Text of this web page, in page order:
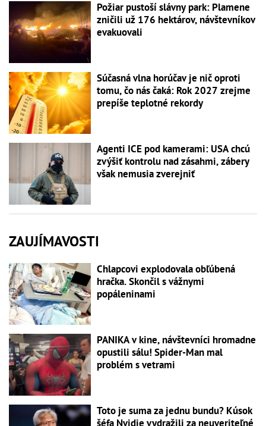
Požiar pustoší slávny park: Plamene
zničili už 176 hektárov, návštevníkov
evakuovali
Súčasná vlna horúčav je nič oproti
tomu, čo nás čaká: Rok 2027 zrejme
prepíše teplotné rekordy
Agenti ICE pod kamerami: USA chcú
zvýšiť kontrolu nad zásahmi, zábery
však nemusia zverejniť
ZAUJÍMAVOSTI
Chlapcovi explodovala obľúbená
hračka. Skončil s vážnymi
popáleninami
PANIKA v kine, návštevníci hromadne
opustili sálu! Spider-Man mal
problém s vetrami
Toto je suma za jednu bundu? Kúsok
šéfa Nvidie vydražili za neuveriteľné